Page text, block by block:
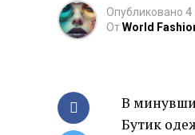
Опубликовано 4
ОтWorld
В
Бутик